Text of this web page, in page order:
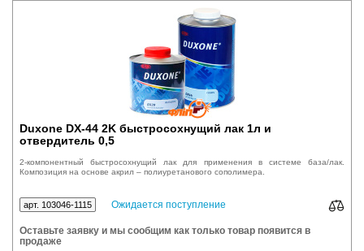
Duxone DX-44 2K быстросохнущий лак 1л и
отвердитель 0,5
2-компонентный быстросохнущий лак для применения в системе база/лак.
Композиция на основе акрил – полиуретанового сополимера.
арт. 103046-1115 Ожидается поступление
Оставьте заявку и мы сообщим как только товар появится в
продаже